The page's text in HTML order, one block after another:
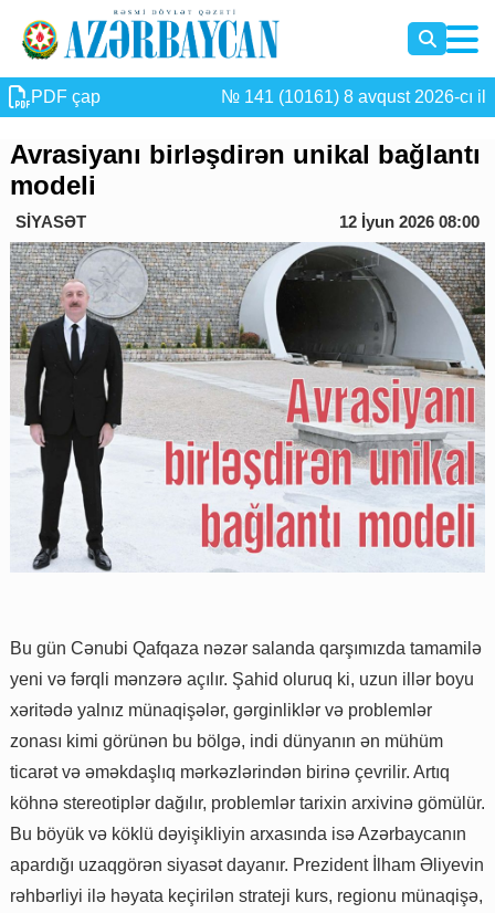
PDF çap № 141 (10161) 8 avqust 2026-cı il
Avrasiyanı birləşdirən unikal bağlantı
modeli
SİYASƏT 12 İyun 2026 08:00
Bu gün Cənubi Qafqaza nəzər salanda qarşımızda tamamilə
yeni və fərqli mənzərə açılır. Şahid oluruq ki, uzun illər boyu
xəritədə yalnız münaqişələr, gərginliklər və problemlər
zonası kimi görünən bu bölgə, indi dünyanın ən mühüm
ticarət və əməkdaşlıq mərkəzlərindən birinə çevrilir. Artıq
köhnə stereotiplər dağılır, problemlər tarixin arxivinə gömülür.
Bu böyük və köklü dəyişikliyin arxasında isə Azərbaycanın
apardığı uzaqgörən siyasət dayanır. Prezident İlham Əliyevin
rəhbərliyi ilə həyata keçirilən strateji kurs, regionu münaqişə,